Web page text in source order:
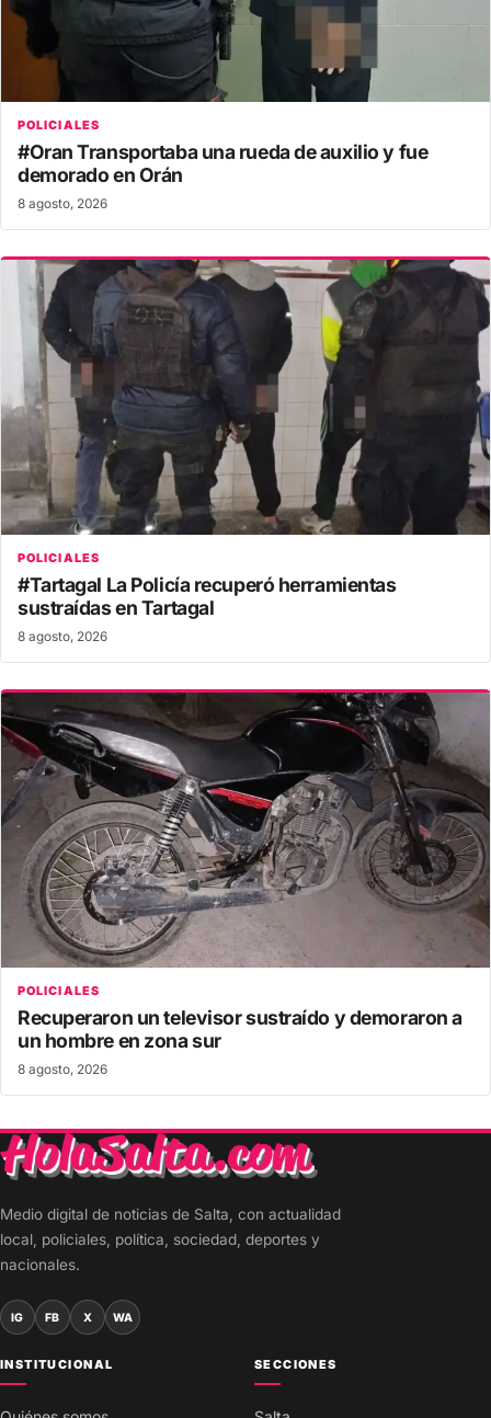
POLICIALES
#Oran Transportaba una rueda de auxilio y fue
demorado en Orán
8 agosto, 2026
POLICIALES
#Tartagal La Policía recuperó herramientas
sustraídas en Tartagal
8 agosto, 2026
POLICIALES
Recuperaron un televisor sustraído y demoraron a
un hombre en zona sur
8 agosto, 2026
Medio digital de noticias de Salta, con actualidad
local, policiales, política, sociedad, deportes y
nacionales.
IG FB X WA
INSTITUCIONAL SECCIONES